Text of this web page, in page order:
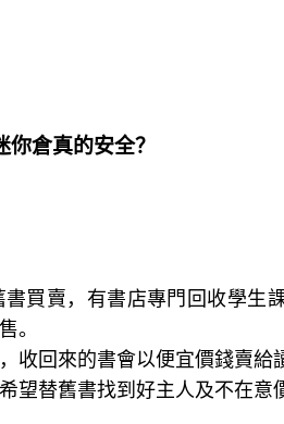
倉真的安全？
買賣，有書店專門回收學生
。
收回來的書會以便宜價錢賣
望替舊書找到好主人及不在